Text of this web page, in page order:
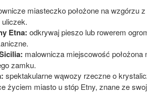
miasteczko położone na wzgórzu
Etna: odkrywaj pieszo lub rowerem
malownicza miejscowość
zamku.
spektakularne wąwozy rzeczne o
życiem miasto u stóp Etny, znane ze